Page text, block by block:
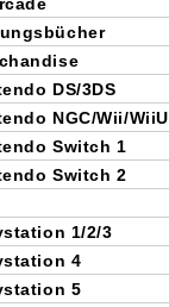
DS/3DS
NGC/Wii/WiiU
Switch 1
Switch 2
1/2/3
4
5